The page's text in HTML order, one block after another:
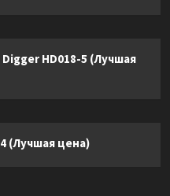
HD018-5 (Лучшая
(Лучшая цена)